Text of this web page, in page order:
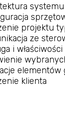
systemu
projektu
ze
i
elementów
klienta